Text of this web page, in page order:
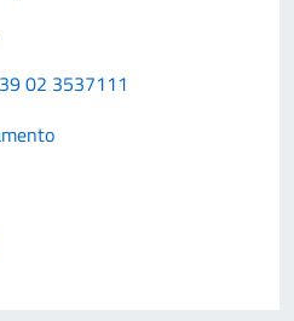
02 3537111